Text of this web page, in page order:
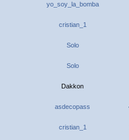
yo_soy_la_bomba
cristian_1
Solo
Solo
Dakkon
asdecopass
cristian_1